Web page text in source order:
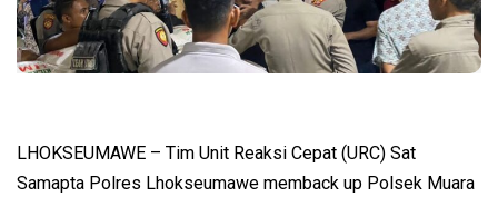
LHOKSEUMAWE – Tim Unit Reaksi Cepat (URC) Sat
Samapta Polres Lhokseumawe memback up Polsek Muara